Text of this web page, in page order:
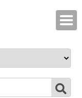
バーフォレンジック事業